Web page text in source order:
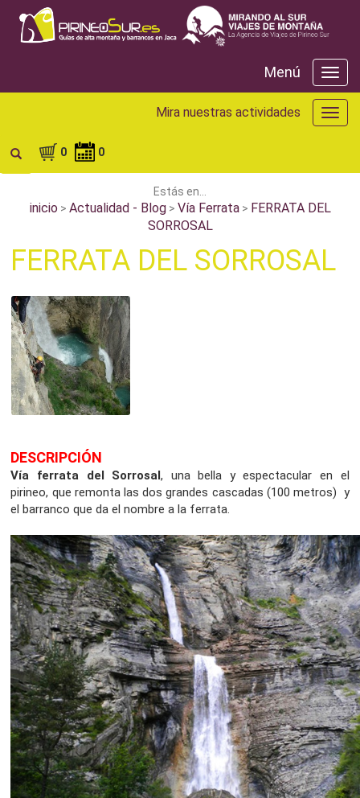
Menú
Menú
Mira
Mira nuestras actividades
0 0
Estás en...
inicio > Actualidad - Blog> Vía Ferrata> FERRATA DEL
SORROSAL
FERRATA DEL SORROSAL
DESCRIPCIÓN
Vía ferrata del Sorrosal, una bella y espectacular en el
pirineo, que remonta las dos grandes cascadas (100 metros) y
el barranco que da el nombre a la ferrata.